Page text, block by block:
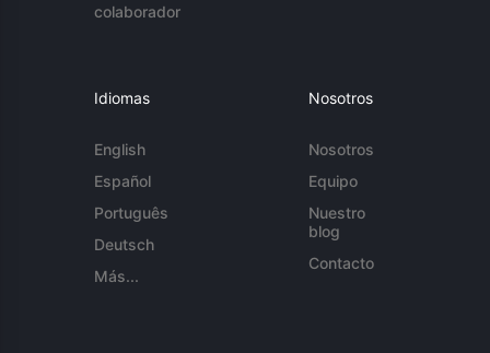
colaborador
Idiomas
English
Español
Português
Deutsch
Más...
Nosotros
Nosotros
Equipo
Nuestro
blog
Contacto